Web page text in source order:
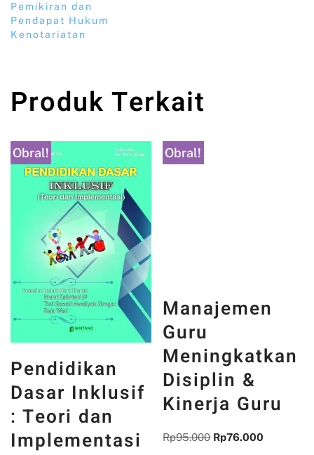
Pemikiran dan
Pendapat Hukum
Kenotariatan
Produk Terkait
Obral!
Pendidikan
Dasar Inklusif
: Teori dan
Implementasi
Obral!
Manajemen
Guru
Meningkatkan
Disiplin &
Kinerja Guru
Rp95.000 Rp76.000